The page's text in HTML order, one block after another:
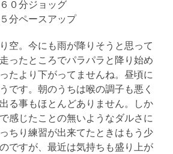
分ジョッグ
ースアップ
空。今にも雨が降りそうと思って
ったところでパラパラと降り始め
たより下がってませんね。昼頃に
です。朝のうちは喉の調子も悪く
る事もほとんどありません。しか
感じたことの無いようなダルさに
ちり練習が出来てたときはもう少
ですが、最近は気持ちも盛り上が